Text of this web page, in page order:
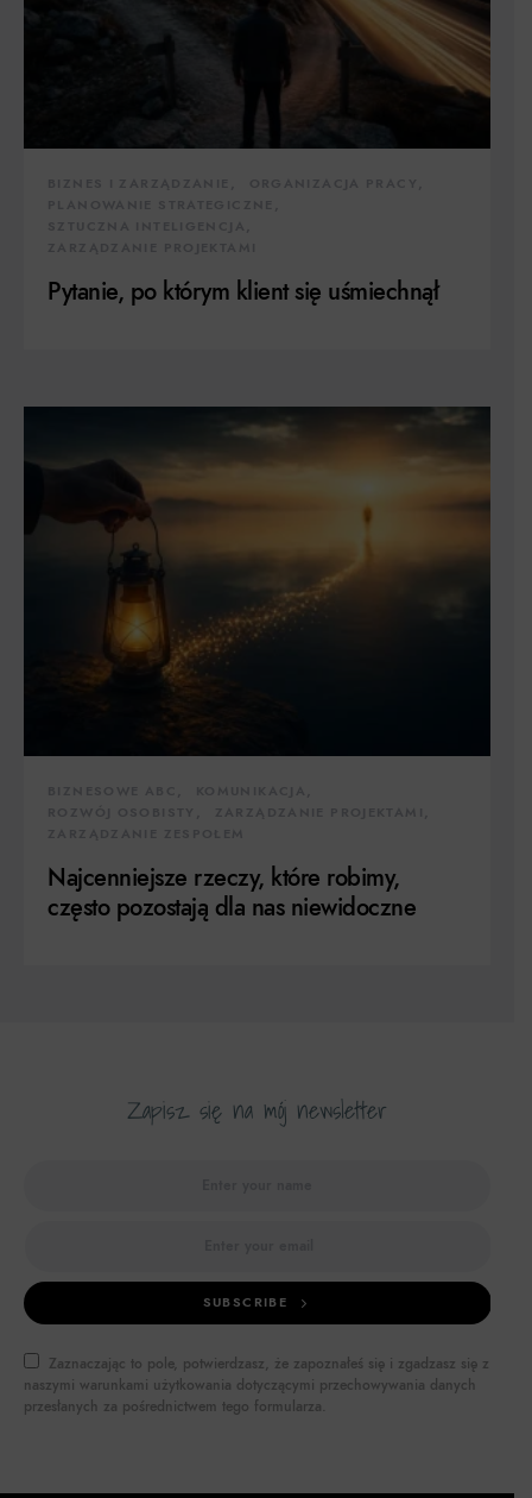
Pytanie, po którym klient się uśmiechnął
Najcenniejsze rzeczy, które robimy,
często pozostają dla nas niewidoczne
Zapisz się na mój newsletter
SUBSCRIBE
Zaznaczając to pole, potwierdzasz, że zapoznałeś się i zgadzasz się z
naszymi warunkami użytkowania dotyczącymi przechowywania danych
przesłanych za pośrednictwem tego formularza.